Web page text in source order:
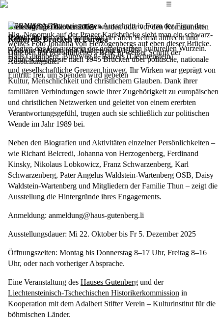
Das
☰
VERNISSAGE
Kulturelle Brücken in Europa
Adel aus Böhmen und Mähren nach 1945
Viele Adelige, die vertrieben wurden oder vor den Kommunisten
flohen, hielten den Kontakt mit der alten Heimat aufrecht und
pflegten das Bewusstsein der gemeinsamen kulturellen Wurzeln.
Damit schlugen sie nach 1945 Brücken über politische, nationale
und gesellschaftliche Grenzen hinweg. Ihr Wirken war geprägt von
Kultur, Menschlichkeit und christlichem Glauben. Dank ihrer
familiären Verbindungen sowie ihrer Zugehörigkeit zu europäischen
und christlichen Netzwerken und geleitet von einem ererbten
Verantwortungsgefühl, trugen auch sie schließlich zur politischen
Wende im Jahr 1989 bei.
Neben den Biografien und Aktivitäten einzelner Persönlichkeiten –
wie Richard Belcredi, Johanna von Herzogenberg, Ferdinand
Kinsky, Nikolaus Lobkowicz, Franz Schwarzenberg, Karl
Schwarzenberg, Pater Angelus Waldstein-Wartenberg OSB, Daisy
Waldstein-Wartenberg und Mitgliedern der Familie Thun – zeigt die
Ausstellung die Hintergründe ihres Engagements.
Anmeldung: anmeldung@haus-gutenberg.li
Ausstellungsdauer: Mi 22. Oktober bis Fr 5. Dezember 2025
Öffnungszeiten: Montag bis Donnerstag 8–17 Uhr, Freitag 8–16
Uhr, oder nach vorheriger Absprache.
Eine Veranstaltung des Hauses Gutenberg und der
Liechtensteinisch-Tschechischen Historikerkommission in
Kooperation mit dem Adalbert Stifter Verein – Kulturinstitut für die
böhmischen Länder.
Dienstag, 21. Oktober 2025
19:00Uhr
Haus Gutenberg, Burgweg 8, Balzers (Liechtenstein)
Eintritt: frei, um Spenden wird gebeten